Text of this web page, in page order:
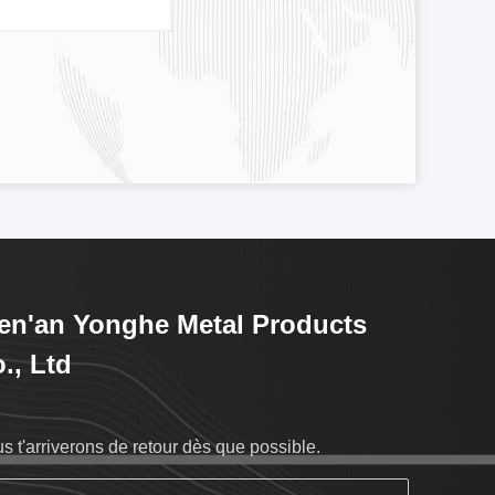
Yonghe Metal Products
Ltd
t'arriverons de retour dès que possible.